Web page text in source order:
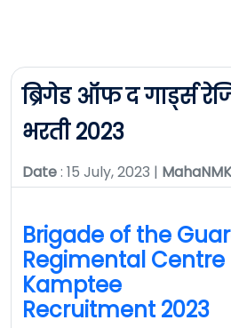
ब्रिगेड ऑफ द गार्ड्स
भरती 2023
Date: 15 July, 2023 |
Brigade of the
Regimental Centre
Kamptee
Recruitment 2023